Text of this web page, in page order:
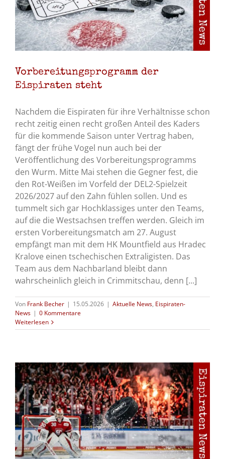
Vorbereitungsprogramm der
Eispiraten steht
Nachdem die Eispiraten für ihre Verhältnisse schon
recht zeitig einen recht großen Anteil des Kaders
für die kommende Saison unter Vertrag haben,
fängt der frühe Vogel nun auch bei der
Veröffentlichung des Vorbereitungsprogramms
den Wurm. Mitte Mai stehen die Gegner fest, die
den Rot-Weißen im Vorfeld der DEL2-Spielzeit
2026/2027 auf den Zahn fühlen sollen. Und es
tummelt sich gar Hochklassiges unter den Teams,
auf die die Westsachsen treffen werden. Gleich im
ersten Vorbereitungsmatch am 27. August
empfängt man mit dem HK Mountfield aus Hradec
Kralove einen tschechischen Extraligisten. Das
Team aus dem Nachbarland bleibt dann
wahrscheinlich gleich in Crimmitschau, denn [...]
Von Frank Becher | 15.05.2026 | Aktuelle News, Eispiraten-
News | 0 Kommentare
Weiterlesen